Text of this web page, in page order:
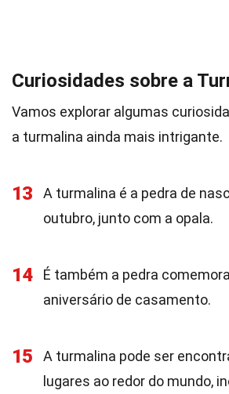
Curiosidades sobre a
Vamos explorar algumas
a turmalina ainda mais intrigante.
13
A turmalina é a pedra de
outubro, junto com a opala.
14
É também a pedra
aniversário de casamento.
15
A turmalina pode ser
lugares ao redor do mundo,